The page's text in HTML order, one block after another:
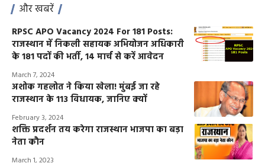
और खबरें
RPSC APO Vacancy 2024 For 181 Posts:
राजस्थान में निकली सहायक अभियोजन अधिकारी
के 181 पदों की भर्ती, 14 मार्च से करें आवेदन
March 7, 2024
अशोक गहलोत ने किया खेला! मुंबई जा रहे
राजस्थान के 113 विधायक, जानिए क्यों
February 3, 2024
शक्ति प्रदर्शन तय करेगा राजस्थान भाजपा का बड़ा
नेता कौन
March 1, 2023